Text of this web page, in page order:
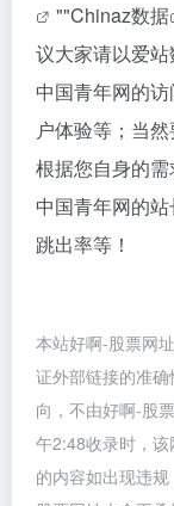
""Chinaz数据
议大家请以爱
中国青年网的
户体验等；当
根据您自身的
中国青年网的站
跳出率等！
本站好啊-股票网
证外部链接的准
向，不由好啊-股
午2:48收录时，
的内容如出现违